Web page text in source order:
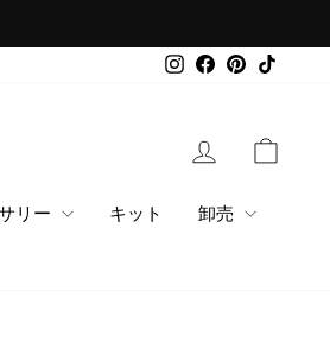
Instagram
Facebook
Pinterest
ログイン
リー キット
卸売